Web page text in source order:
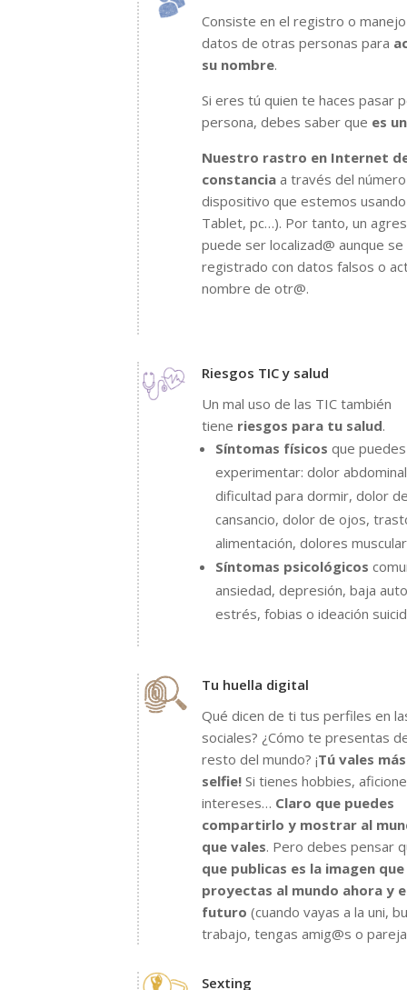
Consiste en el registro o
datos de otras personas para
su nombre.
Si eres tú quien te haces pasar
persona, debes saber que es
Nuestro rastro en Internet
constanciaa través del
dispositivo que estemos
Tablet, pc…). Por tanto, un
puede ser localizad@ aunque se
registrado con datos falsos o
nombre de otr@.
Riesgos TIC y salud
Un mal uso de las TIC también
tiene riesgos para tu salud.
Síntomas físicosque puedes
experimentar: dolor
dificultad para dormir, dolor
cansancio, dolor de ojos,
alimentación, dolores
Síntomas psicológicos
ansiedad, depresión, baja
estrés, fobias o ideación
Tu huella digital
Qué dicen de ti tus perfiles en
sociales? ¿Cómo te presentas
resto del mundo? ¡Tú vales
selfie!Si tienes hobbies,
intereses… Claro que puedes
compartirlo y mostrar al
que vales. Pero debes pensar
que publicas es la imagen que
proyectas al mundo ahora y
futuro(cuando vayas a la uni,
trabajo, tengas amig@s o
Sexting